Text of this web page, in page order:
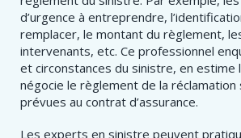
d’urgence à entreprendre,
remplacer, le montant du règlement,
intervenants, etc. Ce professionnel
et circonstances du sinistre, en estime
négocie le règlement de la réclamation
prévues au contrat d’assurance.
Les experts en sinistre peuvent